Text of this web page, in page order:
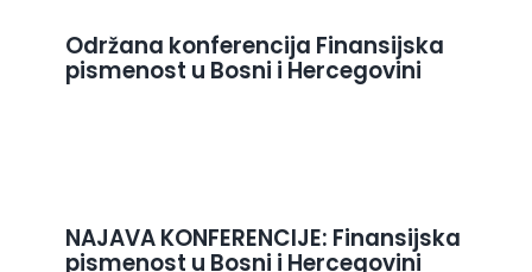
Održana konferencija Finansijska
pismenost u Bosni i Hercegovini
NAJAVA KONFERENCIJE: Finansijska
pismenost u Bosni i Hercegovini